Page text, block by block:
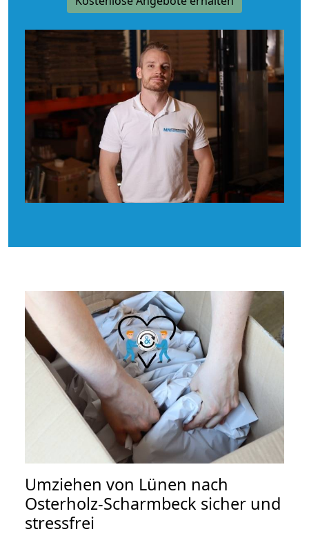
Umziehen von Lünen nach
Osterholz-Scharmbeck sicher und
stressfrei